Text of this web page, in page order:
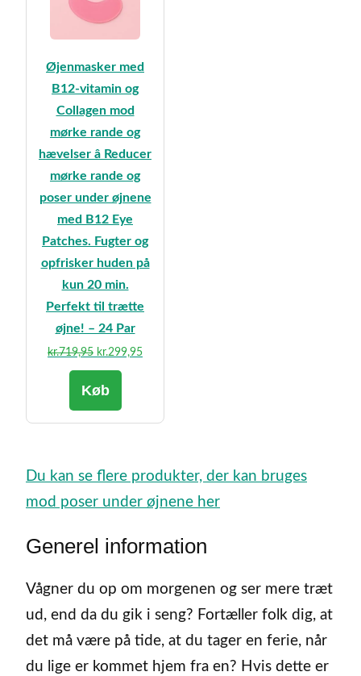
Øjenmasker med
B12-vitamin og
Collagen mod
mørke rande og
hævelser â Reducer
mørke rande og
poser under øjnene
med B12 Eye
Patches. Fugter og
opfrisker huden på
kun 20 min.
Perfekt til trætte
øjne! – 24 Par
kr.719,95 Den
oprindelige
pris
kr.719,95.
kr.299,95Den
kr.299,95.
Køb
Du kan se flere produkter, der kan bruges
mod poser under øjnene her
Generel information
Vågner du op om morgenen og ser mere træt
ud, end da du gik i seng? Fortæller folk dig, at
det må være på tide, at du tager en ferie, når
du lige er kommet hjem fra en? Hvis dette er